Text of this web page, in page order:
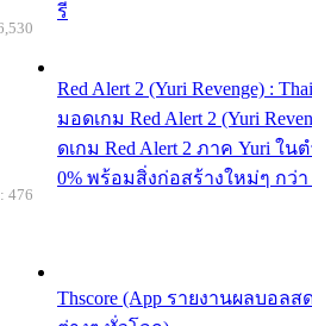
รี
Red Alert 2 (Yuri Revenge) :
มอดเกม Red Alert 2 (Yuri
ดเกม Red Alert 2 ภาค Yuri ใ
0% พร้อมสิ่งก่อสร้างใหม่ๆ กว่
Thscore (App รายงานผลบอล
476